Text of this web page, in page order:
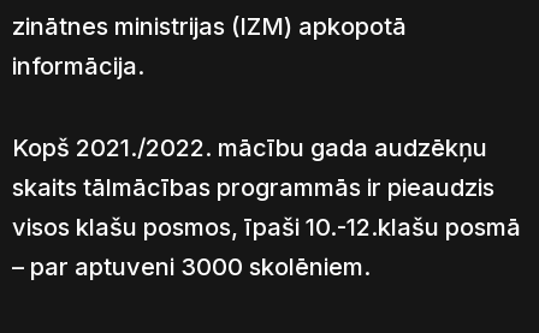
zinātnes ministrijas (IZM) apkopotā
informācija.
Kopš 2021./2022. mācību gada audzēkņu
skaits tālmācības programmās ir pieaudzis
visos klašu posmos, īpaši 10.-12.klašu posmā
– par aptuveni 3000 skolēniem.